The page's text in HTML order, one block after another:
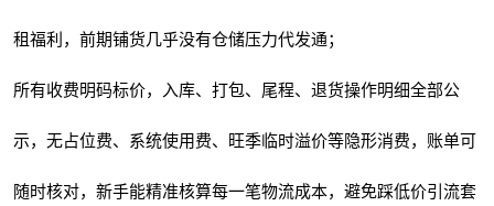
租福利，前期铺货几乎没有仓储压力代发通；
所有收费明码标价，入库、打包、尾程、退货操作明细全部公
示，无占位费、系统使用费、旺季临时溢价等隐形消费，账单可
随时核对，新手能精准核算每一笔物流成本，避免踩低价引流套